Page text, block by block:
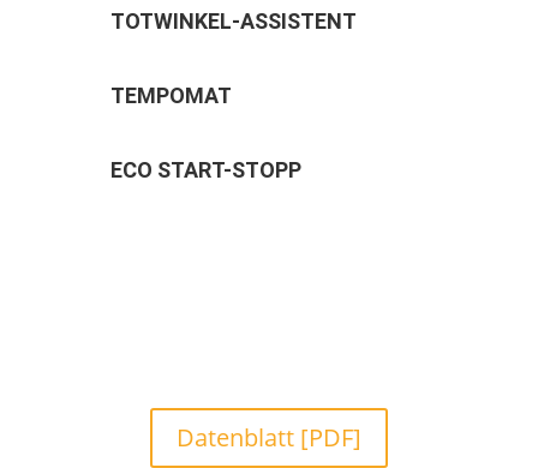
TOTWINKEL-ASSISTENT
TEMPOMAT
ECO START-STOPP
Datenblatt [PDF]